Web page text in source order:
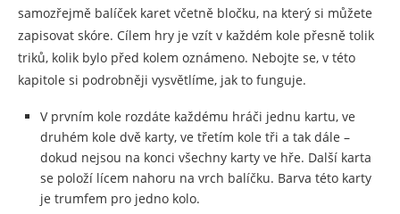
samozřejmě balíček karet včetně bločku, na který si můžete
zapisovat skóre. Cílem hry je vzít v každém kole přesně tolik
triků, kolik bylo před kolem oznámeno. Nebojte se, v této
kapitole si podrobněji vysvětlíme, jak to funguje.
V prvním kole rozdáte každému hráči jednu kartu, ve
druhém kole dvě karty, ve třetím kole tři a tak dále –
dokud nejsou na konci všechny karty ve hře. Další karta
se položí lícem nahoru na vrch balíčku. Barva této karty
je trumfem pro jedno kolo.